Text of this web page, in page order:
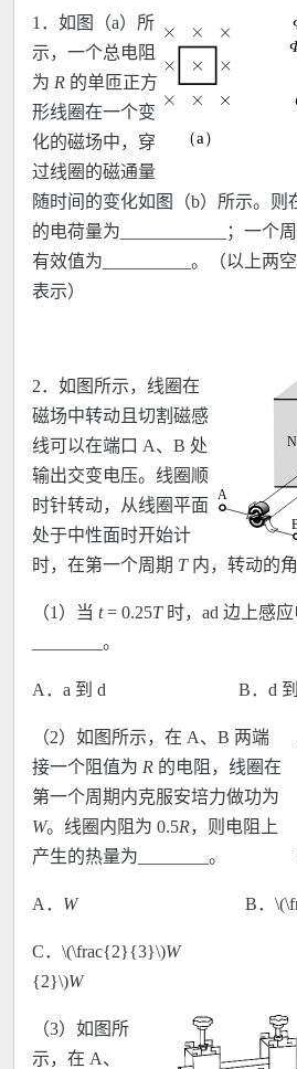
1．如图（a）所
示，一个总电阻
为 R 的单匝正方
形线圈在一个变
化的磁场中，穿
过线圈的磁通量
随时间的变化如图（b）所示。则
的电荷量为____________；一个
有效值为__________。（以上两
表示）
2．如图所示，线圈在
磁场中转动且切割磁感
线可以在端口 A、B 处
输出交变电压。线圈顺
时针转动，从线圈平面
处于中性面时开始计
时，在第一个周期 T内，转动的角
（1）当 t= 0.25T时，ad 边上感
________。
A．a 到 d B．d 到
（2）如图所示，在 A、B 两端
接一个阻值为 R 的电阻，线圈在
第一个周期内克服安培力做功为
W。线圈内阻为 0.5R，则电阻上
产生的热量为________。
A． WB．
C．\(\frac{2}{3}\)WD．
{2}\)W
（3）如图所
示，在 A、